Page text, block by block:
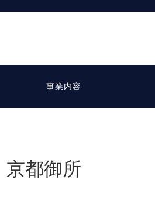
事業内容
京都御所